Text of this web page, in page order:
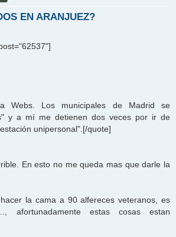
EN ARANJUEZ?
Webs. Los municipales de Madrid se
y a mí me detienen dos veces por ir de
unipersonal".[/quote]
En esto no me queda mas que darle la
la cama a 90 alfereces veteranos, es
afortunadamente estas cosas estan